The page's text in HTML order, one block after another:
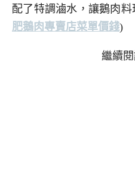
配了特調滷水，讓鵝肉
肥鵝肉專賣店菜單價錢)
繼續